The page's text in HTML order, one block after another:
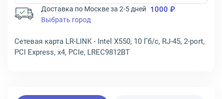
Доставка по Москве за 2-5 дней 1000 ₽
Выбрать город
Сетевая карта LR-LINK - Intel X550, 10 Гб/с, RJ-45, 2-port,
PCI Express, x4, PCIe, LREC9812BT